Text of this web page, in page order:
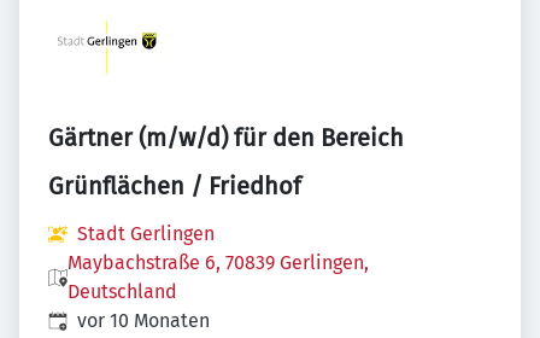
Gärtner (m/w/d) für den Bereich
Grünflächen / Friedhof
Stadt Gerlingen
Maybachstraße 6, 70839 Gerlingen,
Deutschland
Veröffentlicht:
vor 10 Monaten